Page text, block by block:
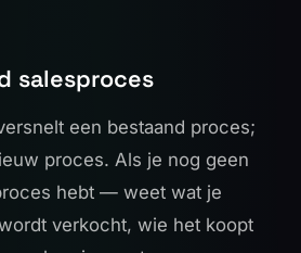
salesproces
een bestaand proces;
proces. Als je nog geen
hebt — weet wat je
verkocht, wie het koopt